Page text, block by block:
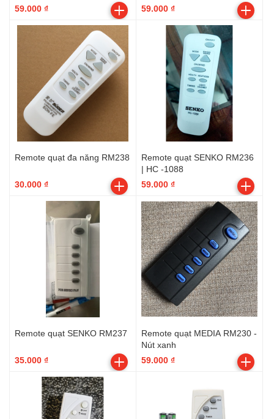
59.000 ₫
59.000 ₫
Remote quạt đa năng RM238
30.000 ₫
Remote quạt SENKO RM236
| HC -1088
59.000 ₫
Remote quạt SENKO RM237
35.000 ₫
Remote quạt MEDIA RM230 -
Nút xanh
59.000 ₫